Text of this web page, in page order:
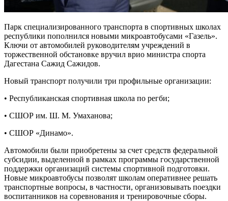
Парк специализированного транспорта в спортивных школах
республики пополнился новыми микроавтобусами «Газель».
Ключи от автомобилей руководителям учреждений в
торжественной обстановке вручил врио министра спорта
Дагестана Сажид Сажидов.
Новый транспорт получили три профильные организации:
• Республиканская спортивная школа по регби;
• СШОР им. Ш. М. Умаханова;
• СШОР «Динамо».
Автомобили были приобретены за счет средств федеральной
субсидии, выделенной в рамках программы государственной
поддержки организаций системы спортивной подготовки.
Новые микроавтобусы позволят школам оперативнее решать
транспортные вопросы, в частности, организовывать поездки
воспитанников на соревнования и тренировочные сборы.